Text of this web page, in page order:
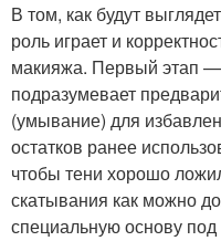
В том, как будут
роль играет и
макияжа. Первый этап —
подразумевает
(умывание) для
остатков ранее
чтобы тени хорошо
скатывания как можно
специальную основу